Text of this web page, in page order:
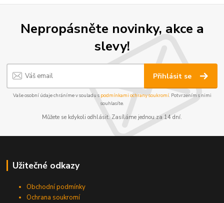
Nepropásněte novinky, akce a
slevy!
Přihlásit se
Vaše osobní údaje chráníme v souladu s podmínkami ochrany soukromí. Potvrzením s nimi
souhlasíte.
Můžete se kdykoli odhlásit. Zasíláme jednou za 14 dní.
Užitečné odkazy
Obchodní podmínky
Ochrana soukromí